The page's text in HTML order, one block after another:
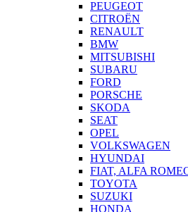
PEUGEOT
CITROËN
RENAULT
BMW
MITSUBISHI
SUBARU
FORD
PORSCHE
SKODA
SEAT
OPEL
VOLKSWAGEN
HYUNDAI
FIAT, ALFA
TOYOTA
SUZUKI
HONDA